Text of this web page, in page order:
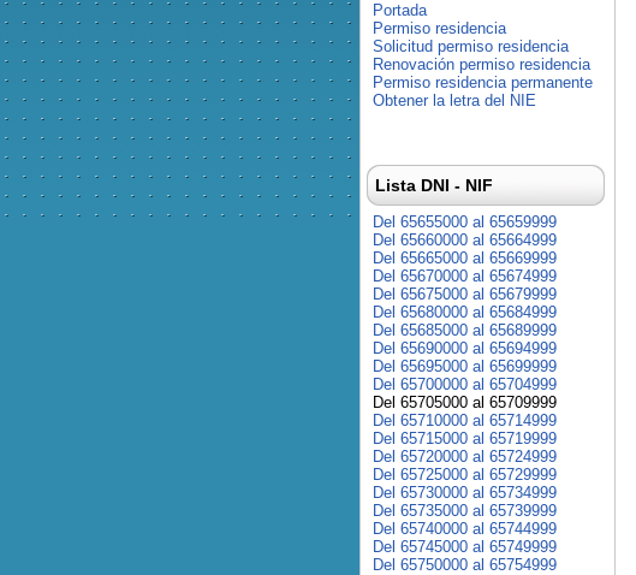
Portada
Permiso residencia
Solicitud permiso residencia
Renovación permiso residencia
Permiso residencia permanente
Obtener la letra del NIE
Lista DNI - NIF
Del 65655000 al 65659999
Del 65660000 al 65664999
Del 65665000 al 65669999
Del 65670000 al 65674999
Del 65675000 al 65679999
Del 65680000 al 65684999
Del 65685000 al 65689999
Del 65690000 al 65694999
Del 65695000 al 65699999
Del 65700000 al 65704999
Del 65705000 al 65709999
Del 65710000 al 65714999
Del 65715000 al 65719999
Del 65720000 al 65724999
Del 65725000 al 65729999
Del 65730000 al 65734999
Del 65735000 al 65739999
Del 65740000 al 65744999
Del 65745000 al 65749999
Del 65750000 al 65754999